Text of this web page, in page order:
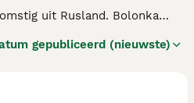
uit Rusland. Bolonka
gepubliceerd (nieuwste)